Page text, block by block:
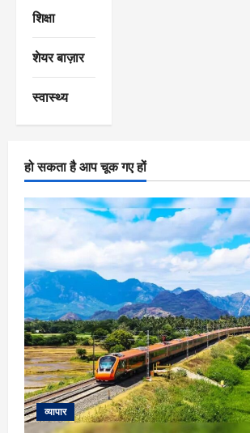
शिक्षा
शेयर बाज़ार
स्वास्थ्य
हो सकता है आप चूक गए हों
व्यापार